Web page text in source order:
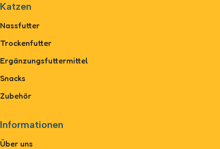
Katzen
Nassfutter
Trockenfutter
Ergänzungsfuttermittel
Snacks
Zubehör
Informationen
Über uns